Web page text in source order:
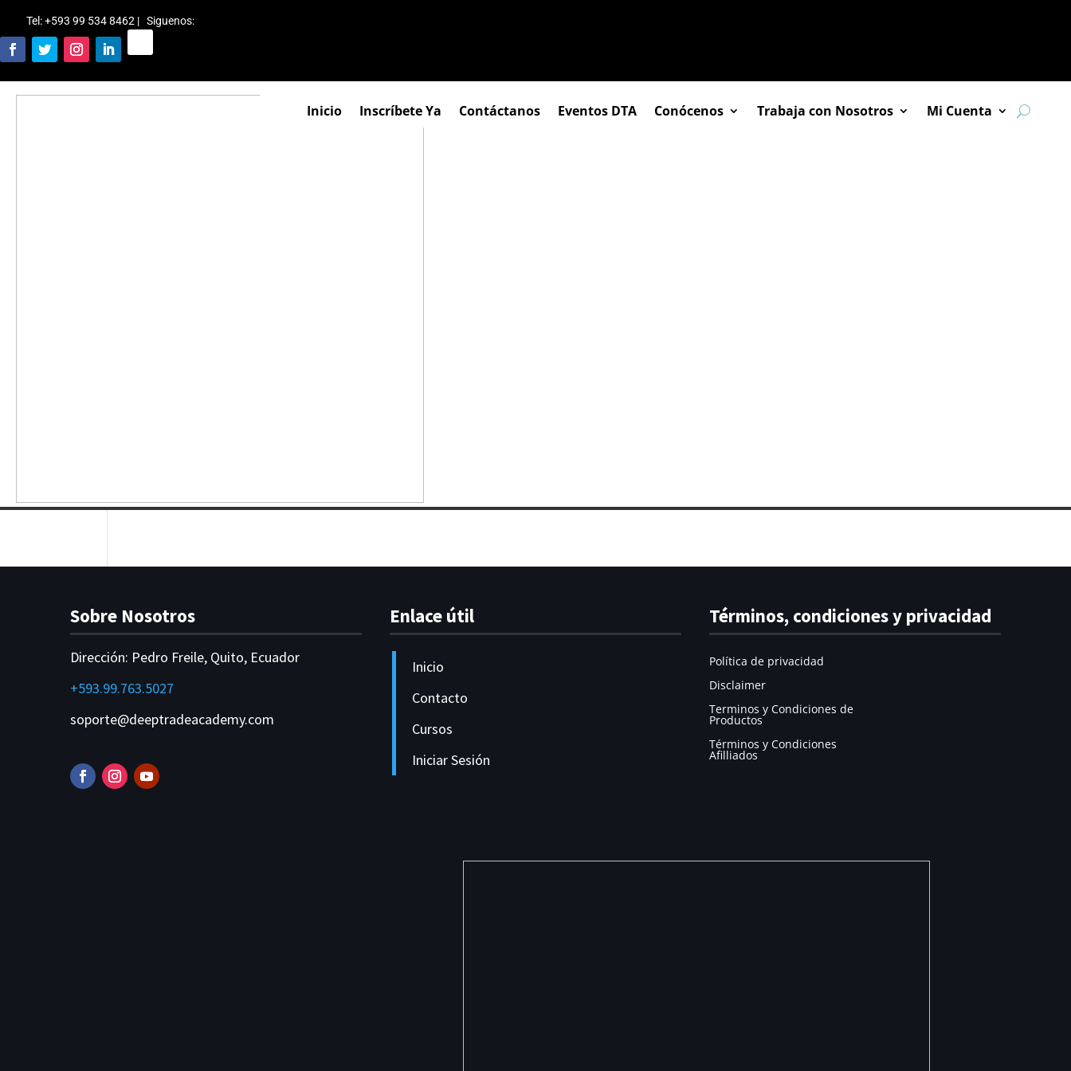
Tel: +593 99 534 8462 | Siguenos:
Inicio Inscríbete Ya Contáctanos Eventos DTA Conócenos Trabaja con Nosotros Mi Cuenta
Sobre Nosotros
Dirección: Pedro Freile, Quito, Ecuador
+593.99.763.5027
soporte@deeptradeacademy.com
Enlace útil
Inicio
Contacto
Cursos
Iniciar Sesión
Términos, condiciones y privacidad
Política de privacidad
Disclaimer
Terminos y Condiciones de
Productos
Términos y Condiciones
Afilliados